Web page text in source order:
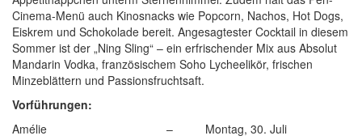
Cinema-Menü auch Kinosnacks wie Popcorn, Nachos, Hot Dogs,
Eiskrem und Schokolade bereit. Angesagtester Cocktail in diesem
Sommer ist der „Ning Sling“ – ein erfrischender Mix aus Absolut
Mandarin Vodka, französischem Soho Lycheelikör, frischen
Minzeblättern und Passionsfruchtsaft.
Vorführungen:
Amélie – Montag, 30. Juli